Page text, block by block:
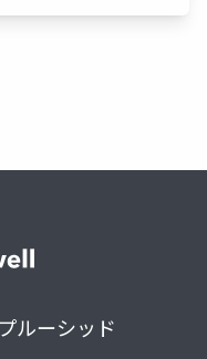
ルーシッド